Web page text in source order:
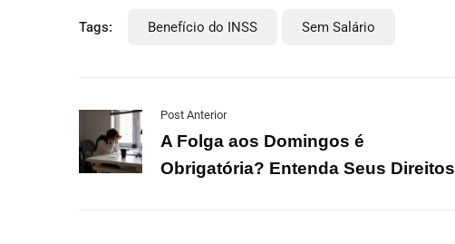
Tags: Benefício do INSS Sem Salário
Post Anterior
A Folga aos Domingos é
Obrigatória? Entenda Seus Direitos